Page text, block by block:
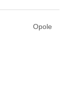
Opole